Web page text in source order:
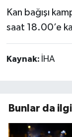
Kan bağışı
saat 18.00’e
Kaynak: İHA
Bunlar da